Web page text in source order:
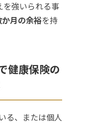
を強いられる事
月の余裕を持
健康保険の
る、または個人